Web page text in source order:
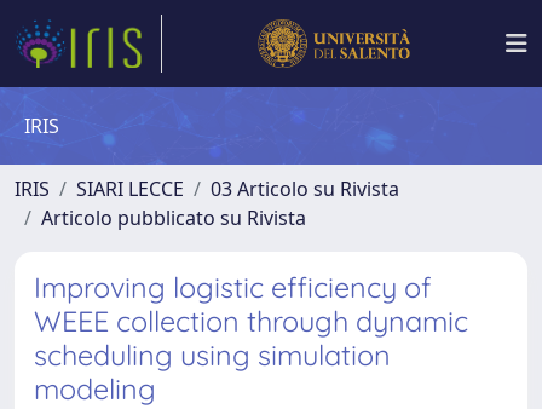
IRIS
IRIS SIARI LECCE
03 Articolo su Rivista
Articolo pubblicato su Rivista
Improving logistic efficiency of
WEEE collection through dynamic
scheduling using simulation
modeling